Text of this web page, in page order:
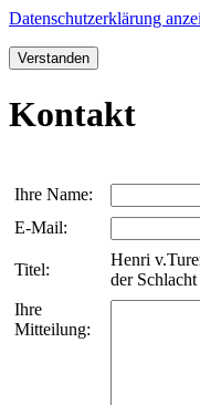
Datenschutzerklärung
Verstanden
Kontakt
Ihre Name:
E-Mail:
Titel:
Henri
der Schlacht
Ihre
Mitteilung: